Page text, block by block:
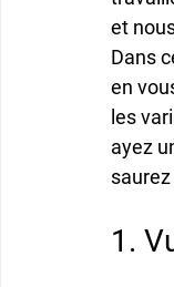
et
Dans
en
les
ayez
1.